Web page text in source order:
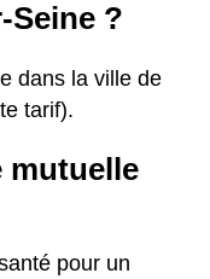
Seine ?
dans la ville de
tarif).
mutuelle
pour un